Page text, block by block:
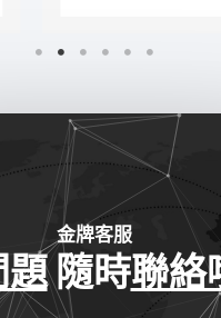
金牌客服
題隨時聯絡